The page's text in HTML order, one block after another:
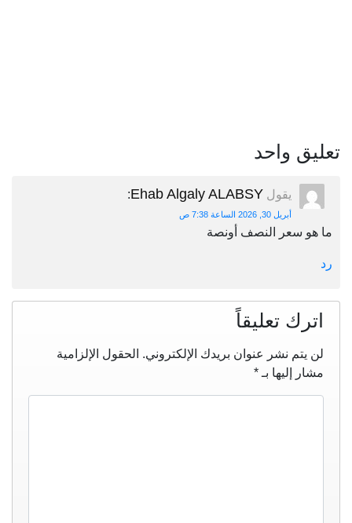
تعليق واحد
يقول Ehab Algaly ALABSY
:
أبريل 30, 2026 الساعة 7:38 ص
ما هو سعر النصف أونصة
رد
اترك تعليقاً
لن يتم نشر عنوان بريدك الإلكتروني. الحقول الإلزامية
مشار إليها بـ *